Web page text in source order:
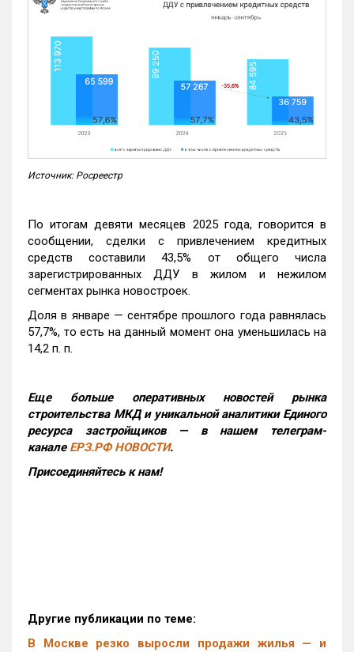
Источник: Росреестр
По итогам девяти месяцев 2025 года, говорится в
сообщении, сделки с привлечением кредитных
средств составили 43,5% от общего числа
зарегистрированных ДДУ в жилом и нежилом
сегментах рынка новостроек.
Доля в январе — сентябре прошлого года равнялась
57,7%, то есть на данный момент она уменьшилась на
14,2 п. п.
Еще больше оперативных новостей рынка
строительства МКД и уникальной аналитики Единого
ресурса застройщиков — в нашем телеграм-
канале ЕРЗ.РФ НОВОСТИ.
Присоединяйтесь к нам!
Другие публикации по теме:
В Москве резко выросли продажи жилья — и